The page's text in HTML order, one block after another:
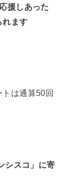
援しあった
れます
は通算50回
シスコ」に寄